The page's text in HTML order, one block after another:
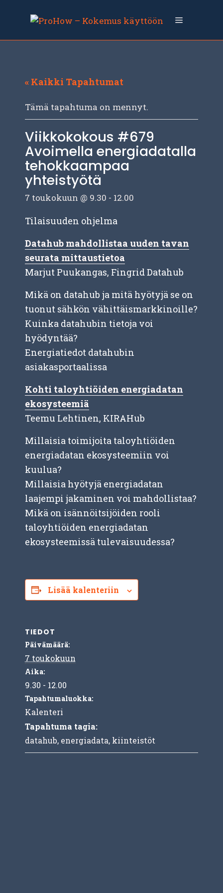
sisältöön
Valikko
« Kaikki Tapahtumat
Tämä tapahtuma on mennyt.
Viikkokokous #679
Avoimella energiadatalla
tehokkaampaa
yhteistyötä
7 toukokuun @ 9.30 - 12.00
Tilaisuuden ohjelma
Datahub mahdollistaa uuden tavan
seurata mittaustietoa
Marjut Puukangas, Fingrid Datahub
Mikä on datahub ja mitä hyötyjä se on
tuonut sähkön vähittäismarkkinoille?
Kuinka datahubin tietoja voi
hyödyntää?
Energiatiedot datahubin
asiakasportaalissa
Kohti taloyhtiöiden energiadatan
ekosysteemiä
Teemu Lehtinen, KIRAHub
Millaisia toimijoita taloyhtiöiden
energiadatan ekosysteemiin voi
kuulua?
Millaisia hyötyjä energiadatan
laajempi jakaminen voi mahdollistaa?
Mikä on isännöitsijöiden rooli
taloyhtiöiden energiadatan
ekosysteemissä tulevaisuudessa?
Lisää kalenteriin
TIEDOT
Päivämäärä:
7 toukokuun
Aika:
9.30 - 12.00
Tapahtumaluokka:
Kalenteri
Tapahtuma tagia:
datahub, energiadata, kiinteistöt